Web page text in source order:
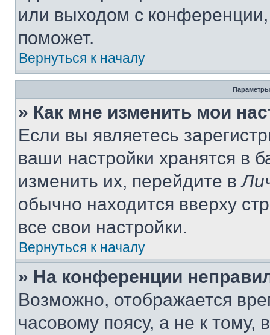
или выходом с
поможет.
Вернуться к началу
Параметры
» Как мне изменить мои
Если вы являетесь
ваши настройки хранятся в
изменить их, перейдите в
обычно находится вверху
все свои настройки.
Вернуться к началу
» На конференции
Возможно, отображается
часовому поясу, а не к тому,